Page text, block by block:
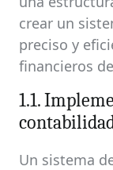
crear un
preciso y
financieros
1.1.
Un sistema